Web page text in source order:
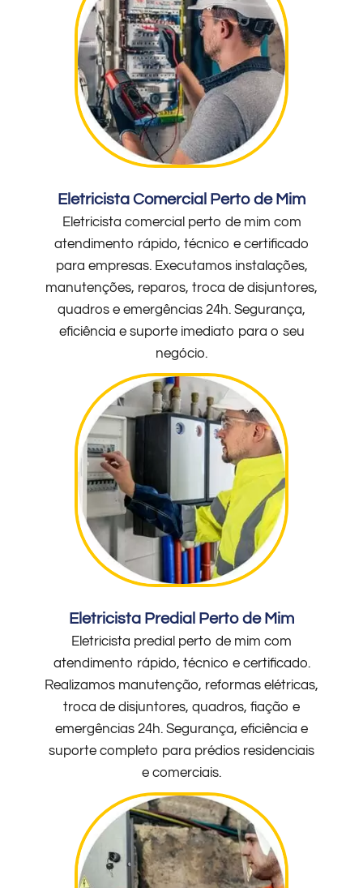
Eletricista Comercial Perto de Mim
Eletricista comercial perto de mim com
atendimento rápido, técnico e certificado
para empresas. Executamos instalações,
manutenções, reparos, troca de disjuntores,
quadros e emergências 24h. Segurança,
eficiência e suporte imediato para o seu
negócio.
Eletricista Predial Perto de Mim
Eletricista predial perto de mim com
atendimento rápido, técnico e certificado.
Realizamos manutenção, reformas elétricas,
troca de disjuntores, quadros, fiação e
emergências 24h. Segurança, eficiência e
suporte completo para prédios residenciais
e comerciais.